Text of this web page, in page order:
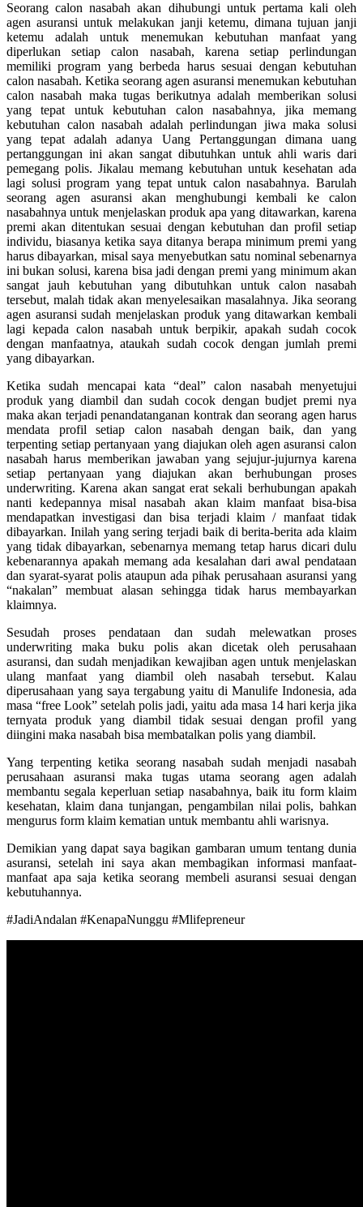
Seorang calon nasabah akan dihubungi untuk pertama kali oleh
agen asuransi untuk melakukan janji ketemu, dimana tujuan janji
ketemu adalah untuk menemukan kebutuhan manfaat yang
diperlukan setiap calon nasabah, karena setiap perlindungan
memiliki program yang berbeda harus sesuai dengan kebutuhan
calon nasabah. Ketika seorang agen asuransi menemukan kebutuhan
calon nasabah maka tugas berikutnya adalah memberikan solusi
yang tepat untuk kebutuhan calon nasabahnya, jika memang
kebutuhan calon nasabah adalah perlindungan jiwa maka solusi
yang tepat adalah adanya Uang Pertanggungan dimana uang
pertanggungan ini akan sangat dibutuhkan untuk ahli waris dari
pemegang polis. Jikalau memang kebutuhan untuk kesehatan ada
lagi solusi program yang tepat untuk calon nasabahnya. Barulah
seorang agen asuransi akan menghubungi kembali ke calon
nasabahnya untuk menjelaskan produk apa yang ditawarkan, karena
premi akan ditentukan sesuai dengan kebutuhan dan profil setiap
individu, biasanya ketika saya ditanya berapa minimum premi yang
harus dibayarkan, misal saya menyebutkan satu nominal sebenarnya
ini bukan solusi, karena bisa jadi dengan premi yang minimum akan
sangat jauh kebutuhan yang dibutuhkan untuk calon nasabah
tersebut, malah tidak akan menyelesaikan masalahnya. Jika seorang
agen asuransi sudah menjelaskan produk yang ditawarkan kembali
lagi kepada calon nasabah untuk berpikir, apakah sudah cocok
dengan manfaatnya, ataukah sudah cocok dengan jumlah premi
yang dibayarkan.
Ketika sudah mencapai kata “deal” calon nasabah menyetujui
produk yang diambil dan sudah cocok dengan budjet premi nya
maka akan terjadi penandatanganan kontrak dan seorang agen harus
mendata profil setiap calon nasabah dengan baik, dan yang
terpenting setiap pertanyaan yang diajukan oleh agen asuransi calon
nasabah harus memberikan jawaban yang sejujur-jujurnya karena
setiap pertanyaan yang diajukan akan berhubungan proses
underwriting. Karena akan sangat erat sekali berhubungan apakah
nanti kedepannya misal nasabah akan klaim manfaat bisa-bisa
mendapatkan investigasi dan bisa terjadi klaim / manfaat tidak
dibayarkan. Inilah yang sering terjadi baik di berita-berita ada klaim
yang tidak dibayarkan, sebenarnya memang tetap harus dicari dulu
kebenarannya apakah memang ada kesalahan dari awal pendataan
dan syarat-syarat polis ataupun ada pihak perusahaan asuransi yang
“nakalan” membuat alasan sehingga tidak harus membayarkan
klaimnya.
Sesudah proses pendataan dan sudah melewatkan proses
underwriting maka buku polis akan dicetak oleh perusahaan
asuransi, dan sudah menjadikan kewajiban agen untuk menjelaskan
ulang manfaat yang diambil oleh nasabah tersebut. Kalau
diperusahaan yang saya tergabung yaitu di Manulife Indonesia, ada
masa “free Look” setelah polis jadi, yaitu ada masa 14 hari kerja jika
ternyata produk yang diambil tidak sesuai dengan profil yang
diingini maka nasabah bisa membatalkan polis yang diambil.
Yang terpenting ketika seorang nasabah sudah menjadi nasabah
perusahaan asuransi maka tugas utama seorang agen adalah
membantu segala keperluan setiap nasabahnya, baik itu form klaim
kesehatan, klaim dana tunjangan, pengambilan nilai polis, bahkan
mengurus form klaim kematian untuk membantu ahli warisnya.
Demikian yang dapat saya bagikan gambaran umum tentang dunia
asuransi, setelah ini saya akan membagikan informasi manfaat-
manfaat apa saja ketika seorang membeli asuransi sesuai dengan
kebutuhannya.
#JadiAndalan #KenapaNunggu #Mlifepreneur